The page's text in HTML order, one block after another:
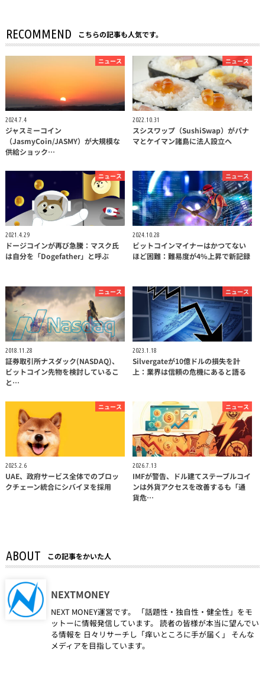
RECOMMEND こちらの記事も人気です。
ニュース
2024.7.4
ジャスミーコイン
（JasmyCoin/JASMY）が大規模な
供給ショック…
ニュース
2022.10.31
スシスワップ（SushiSwap）がパナ
マとケイマン諸島に法人設立へ
ニュース
2021.4.29
ドージコインが再び急騰：マスク氏
は自分を「Dogefather」と呼ぶ
ニュース
2024.10.28
ビットコインマイナーはかつてない
ほど困難：難易度が4%上昇で新記録
ニュース
2018.11.28
証券取引所ナスダック(NASDAQ)、
ビットコイン先物を検討しているこ
と…
ニュース
2023.1.18
Silvergateが10億ドルの損失を計
上：業界は信頼の危機にあると語る
ニュース
2025.2.6
UAE、政府サービス全体でのブロッ
クチェーン統合にシバイヌを採用
ニュース
2026.7.13
IMFが警告、ドル建てステーブルコイ
ンは外貨アクセスを改善するも「通
貨危…
ABOUT この記事をかいた人
NEXTMONEY
NEXT MONEY運営です。 「話題性・独自性・健全性」をモ
ットーに情報発信しています。 読者の皆様が本当に望んでい
る情報を 日々リサーチし「痒いところに手が届く」 そんな
メディアを目指しています。